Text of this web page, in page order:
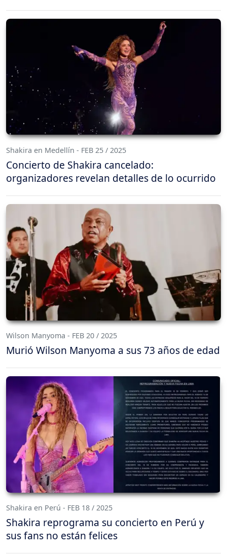
Shakira en Medellín - FEB 25 / 2025
Concierto de Shakira cancelado:
organizadores revelan detalles de lo ocurrido
Wilson Manyoma - FEB 20 / 2025
Murió Wilson Manyoma a sus 73 años de edad
Shakira en Perú - FEB 18 / 2025
Shakira reprograma su concierto en Perú y
sus fans no están felices